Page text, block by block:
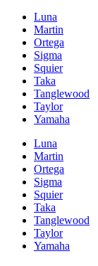
Luna
Martin
Ortega
Sigma
Squier
Taka
Tanglewood
Taylor
Yamaha
Luna
Martin
Ortega
Sigma
Squier
Taka
Tanglewood
Taylor
Yamaha